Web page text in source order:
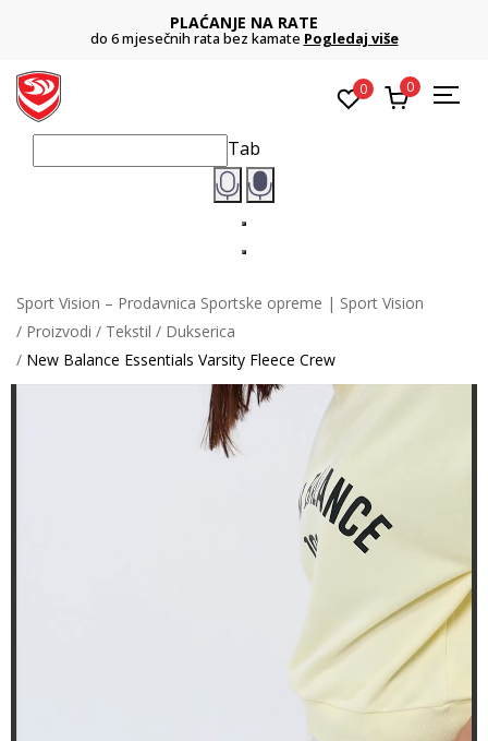
PLAĆANJE NA RATE
do 6 mjesečnih rata bez kamate Pogledaj više
0 0
Tab
Sport Vision – Prodavnica Sportske opreme | Sport Vision
Proizvodi
Tekstil
Dukserica
New Balance Essentials Varsity Fleece Crew